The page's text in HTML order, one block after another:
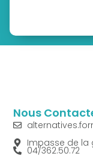
Nous
Impasse de la
04/362.50.72